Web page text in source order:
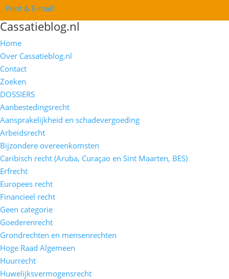
Print & E-mail
Cassatieblog.nl
Home
Over Cassatieblog.nl
Contact
Zoeken
DOSSIERS
Aanbestedingsrecht
Aansprakelijkheid en schadevergoeding
Arbeidsrecht
Bijzondere overeenkomsten
Caribisch recht (Aruba, Curaçao en Sint Maarten, BES)
Erfrecht
Europees recht
Financieel recht
Geen categorie
Goederenrecht
Grondrechten en mensenrechten
Hoge Raad Algemeen
Huurrecht
Huwelijksvermogensrecht